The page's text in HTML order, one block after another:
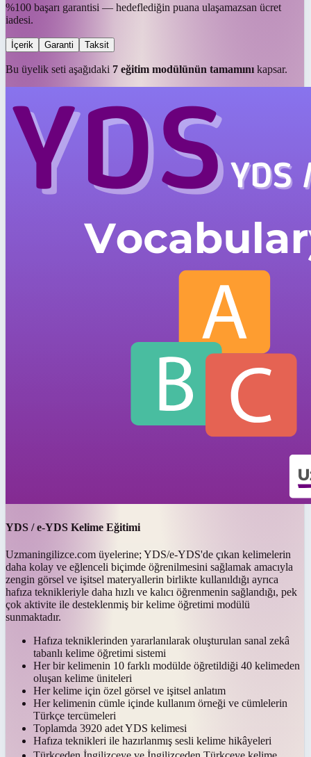
%100 başarı garantisi — hedeflediğin puana ulaşamazsan ücret
iadesi.
İçerik Garanti Taksit
Bu üyelik seti aşağıdaki 7 eğitim modülünün tamamını kapsar.
YDS / e-YDS Kelime Eğitimi
Uzmaningilizce.com üyelerine; YDS/e-YDS'de çıkan kelimelerin
daha kolay ve eğlenceli biçimde öğrenilmesini sağlamak amacıyla
zengin görsel ve işitsel materyallerin birlikte kullanıldığı ayrıca
hafıza teknikleriyle daha hızlı ve kalıcı öğrenmenin sağlandığı, pek
çok aktivite ile desteklenmiş bir kelime öğretimi modülü
sunmaktadır.
Hafıza tekniklerinden yararlanılarak oluşturulan sanal zekâ
tabanlı kelime öğretimi sistemi
Her bir kelimenin 10 farklı modülde öğretildiği 40 kelimeden
oluşan kelime üniteleri
Her kelime için özel görsel ve işitsel anlatım
Her kelimenin cümle içinde kullanım örneği ve cümlelerin
Türkçe tercümeleri
Toplamda 3920 adet YDS kelimesi
Hafıza teknikleri ile hazırlanmış sesli kelime hikâyeleri